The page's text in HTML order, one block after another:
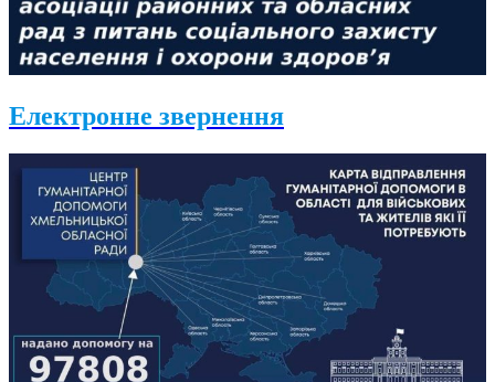
Електронне звернення